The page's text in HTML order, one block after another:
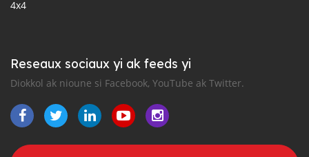
4x4
Reseaux sociaux yi ak feeds yi
Diokkol ak nioune si Facebook, YouTube ak Twitter.